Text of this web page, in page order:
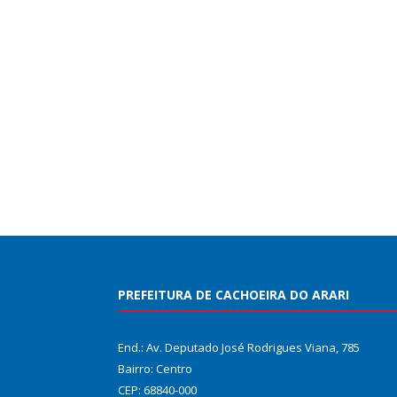
PREFEITURA DE CACHOEIRA DO ARARI
End.: Av. Deputado José Rodrigues Viana, 785
Bairro: Centro
CEP: 68840-000